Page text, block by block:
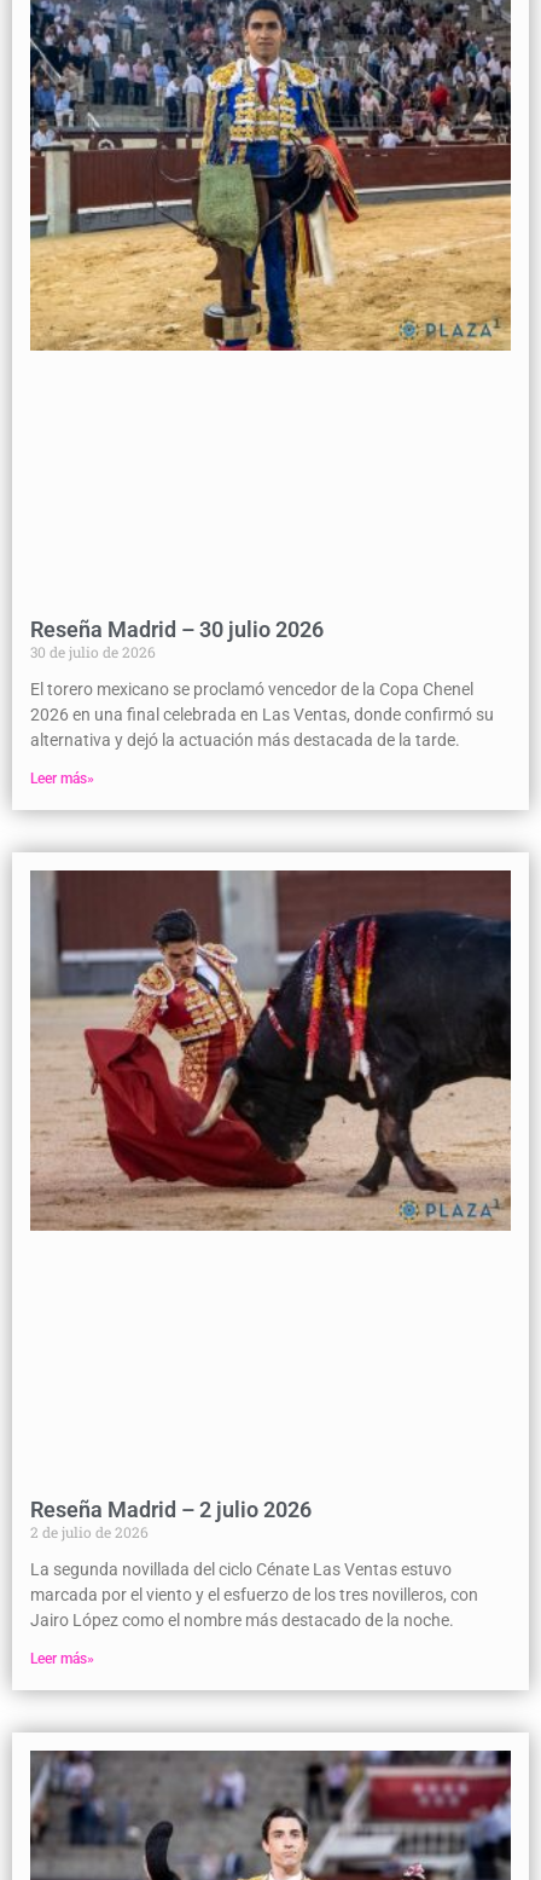
Reseña Madrid – 30 julio 2026
30 de julio de 2026
El torero mexicano se proclamó vencedor de la Copa Chenel
2026 en una final celebrada en Las Ventas, donde confirmó su
alternativa y dejó la actuación más destacada de la tarde.
Leer más»
Reseña Madrid – 2 julio 2026
2 de julio de 2026
La segunda novillada del ciclo Cénate Las Ventas estuvo
marcada por el viento y el esfuerzo de los tres novilleros, con
Jairo López como el nombre más destacado de la noche.
Leer más»